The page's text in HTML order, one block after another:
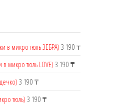
в микро тюль ЗЕБРА) 3 190 ₸
в микро тюль LOVE)3 190 ₸
3 190 ₸
тюль)3 190 ₸